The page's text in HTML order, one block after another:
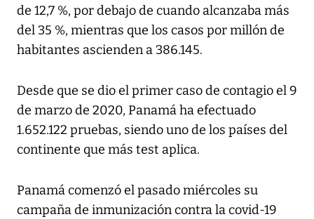
de 12,7 %, por debajo de cuando alcanzaba más
del 35 %, mientras que los casos por millón de
habitantes ascienden a 386.145.
Desde que se dio el primer caso de contagio el 9
de marzo de 2020, Panamá ha efectuado
1.652.122 pruebas, siendo uno de los países del
continente que más test aplica.
Panamá comenzó el pasado miércoles su
campaña de inmunización contra la covid-19